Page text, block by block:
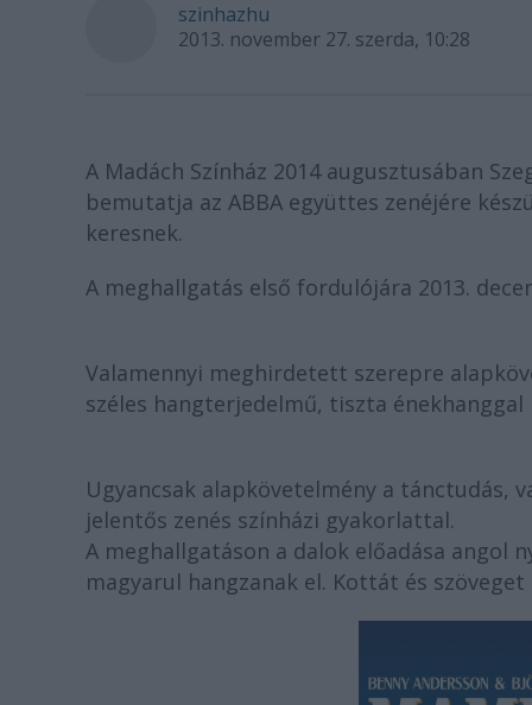
szinhazhu
2013. november 27. szerda, 10:28
A Madách Színház 2014 augusztusában
bemutatja az ABBA együttes zenéjére
keresnek.
A meghallgatás első fordulójára 2013.
Valamennyi meghirdetett szerepre
széles hangterjedelmű, tiszta
Ugyancsak alapkövetelmény a tánctudás,
jelentős zenés színházi gyakorlattal.
A meghallgatáson a dalok előadása angol
magyarul hangzanak el. Kottát és